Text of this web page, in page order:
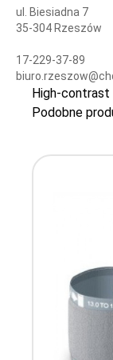
ul. Biesiadna 7
35-304 Rzeszów
17-229-37-89
High-contrast
Podobne